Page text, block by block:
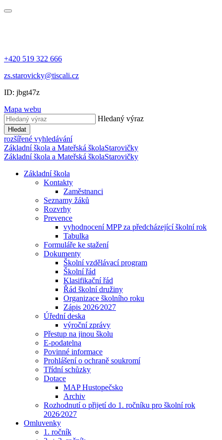
+420 519 322 666
zs.starovicky@tiscali.cz
ID: jbgt47z
Mapa webu
Hledaný výraz
Hledat
rozšířené vyhledávání
Základní škola a Mateřská školaStarovičky
Základní škola a Mateřská školaStarovičky
Základní škola
Kontakty
Zaměstnanci
Seznamy žáků
Rozvrhy
Prevence
vyhodnocení MPP za předcházející školní rok
Tabulka
Formuláře ke stažení
Dokumenty
Školní vzdělávací program
Školní řád
Klasifikační řád
Řád školní družiny
Organizace školního roku
Zápis 2026⁄2027
Úřední deska
výroční zprávy
Přestup na jinou školu
E-podatelna
Povinné informace
Prohlášení o ochraně soukromí
Třídní schůzky
Dotace
MAP Hustopečsko
Archiv
Rozhodnutí o přijetí do 1. ročníku pro školní rok
2026⁄2027
Omluvenky
1. ročník